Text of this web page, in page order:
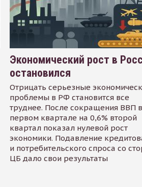
Экономический рост в
остановился
Отрицать серьезные
проблемы в РФ становится все
труднее. После сокращения ВВП в
первом квартале на 0,6% второй
квартал показал нулевой рост
экономики. Подавление
и потребительского спроса со
ЦБ дало свои результаты